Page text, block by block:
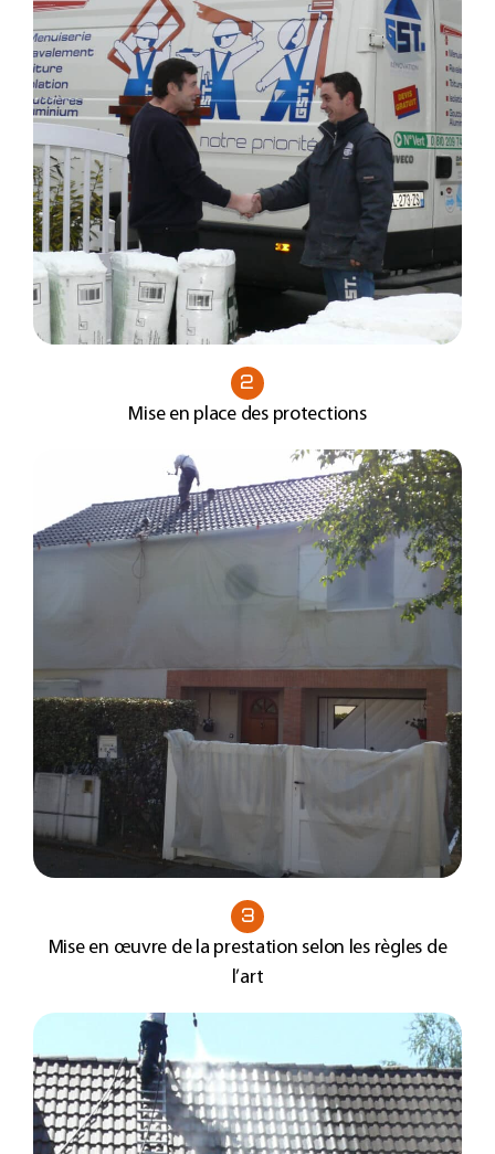
2
Mise en place des protections
3
Mise en œuvre de la prestation selon les règles de
l’art